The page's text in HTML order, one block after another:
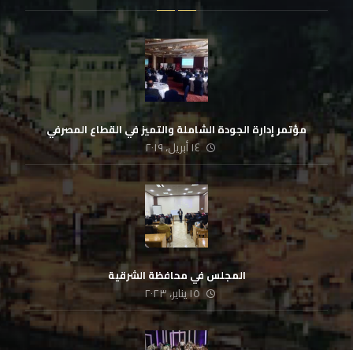
مؤتمر إدارة الجودة الشاملة والتميز في القطاع المصرفي
١٤ أبريل، ٢٠١٩
المجلس في محافظة الشرقية
١٥ يناير، ٢٠٢٣